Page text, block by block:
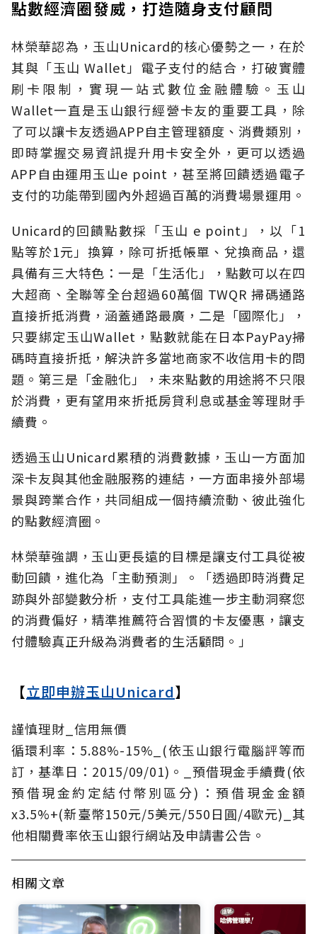
點數經濟圈發威，打造隨身支付顧問
林榮華認為，玉山Unicard的核心優勢之一，在於
其與「玉山 Wallet」電子支付的結合，打破實體
刷卡限制，實現一站式數位金融體驗。玉山
Wallet一直是玉山銀行經營卡友的重要工具，除
了可以讓卡友透過APP自主管理額度、消費類別，
即時掌握交易資訊提升用卡安全外，更可以透過
APP自由運用玉山e point，甚至將回饋透過電子
支付的功能帶到國內外超過百萬的消費場景運用。
Unicard的回饋點數採「玉山 e point」，以「1
點等於1元」換算，除可折抵帳單、兌換商品，還
具備有三大特色：一是「生活化」，點數可以在四
大超商、全聯等全台超過60萬個 TWQR 掃碼通路
直接折抵消費，涵蓋通路最廣，二是「國際化」，
只要綁定玉山Wallet，點數就能在日本PayPay掃
碼時直接折抵，解決許多當地商家不收信用卡的問
題。第三是「金融化」，未來點數的用途將不只限
於消費，更有望用來折抵房貸利息或基金等理財手
續費。
透過玉山Unicard累積的消費數據，玉山一方面加
深卡友與其他金融服務的連結，一方面串接外部場
景與跨業合作，共同組成一個持續流動、彼此強化
的點數經濟圈。
林榮華強調，玉山更長遠的目標是讓支付工具從被
動回饋，進化為「主動預測」。「透過即時消費足
跡與外部變數分析，支付工具能進一步主動洞察您
的消費偏好，精準推薦符合習慣的卡友優惠，讓支
付體驗真正升級為消費者的生活顧問。」
【立即申辦玉山Unicard】
謹慎理財_信用無價
循環利率：5.88%-15%_(依玉山銀行電腦評等而
訂，基準日：2015/09/01)。_預借現金手續費(依
預借現金約定結付幣別區分)：預借現金金額
x3.5%+(新臺幣150元/5美元/550日圓/4歐元)_其
他相關費率依玉山銀行網站及申請書公告。
相關文章